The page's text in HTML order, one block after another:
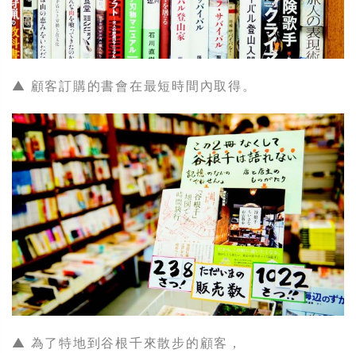
▲ 顧客訂購的書會在最短時間內取得。
▲ 為了特地到谷根千來散步的顧客，